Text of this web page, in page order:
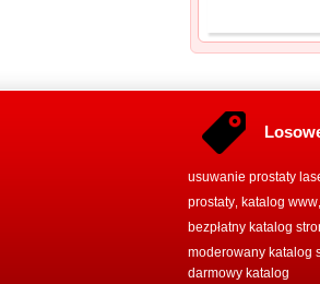
usuwanie prostaty
prostaty katalog www
bezpłatny katalog
moderowany katalog
darmowy katalog